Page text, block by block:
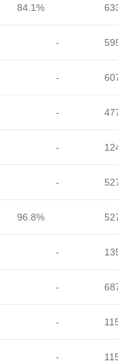
84.1%
-
-
-
-
-
96.8%
-
-
-
-